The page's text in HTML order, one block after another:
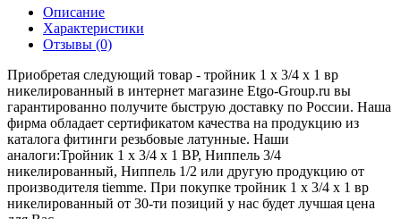
Описание
Характеристики
Отзывы (0)
Приобретая следующий товар - тройник 1 x 3/4 x 1 вр
никелированный в интернет магазине Etgo-Group.ru вы
гарантированно получите быструю доставку по России. Наша
фирма обладает сертификатом качества на продукцию из
каталога фитинги резьбовые латунные. Наши
аналоги:Тройник 1 x 3/4 x 1 ВР, Ниппель 3/4
никелированный, Ниппель 1/2 или другую продукцию от
производителя tiemme. При покупке тройник 1 x 3/4 x 1 вр
никелированный от 30-ти позиций у нас будет лучшая цена